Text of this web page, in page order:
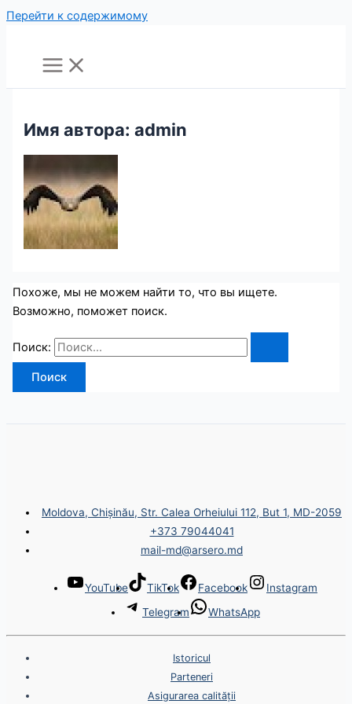
Перейти к содержимому
Имя автора: admin
Похоже, мы не можем найти то, что вы ищете.
Возможно, поможет поиск.
Поиск:
Moldova, Chișinău, Str. Calea Orheiului 112, But 1, MD-2059
+373 79044041
mail-md@arsero.md
YouTube TikTok Facebook
Instagram
Telegram
WhatsApp
Istoricul
Parteneri
Asigurarea calității